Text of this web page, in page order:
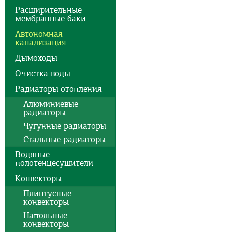
Расширительные
мембранные баки
Автономная
канализация
Дымоходы
Очистка воды
Радиаторы отопления
Алюминиевые
радиаторы
Чугунные радиаторы
Стальные радиаторы
Водяные
полотенцесушители
Конвекторы
Плинтусные
конвекторы
Напольные
конвекторы